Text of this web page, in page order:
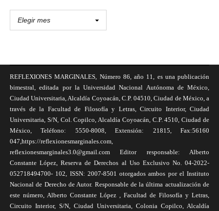
REFLEXIONES MARGINALES, Número 86, año 11, es una publicación
bimestral, editada por la Universidad Nacional Autónoma de México,
Ciudad Universitaria, Alcaldía Coyoacán, C.P. 04510, Ciudad de México, a
través de la Facultad de Filosofía y Letras, Circuito Interior, Ciudad
Universitaria, S/N, Col. Copilco, Alcaldía Coyoacán, C.P. 4510, Ciudad de
México, Teléfono: 5550-8008, Extensión: 21815, Fax:56160
047,https://reflexionesmarginales.com,
reflexionesmarginales3.0@gmail.com Editor responsable: Alberto
Constante López, Reserva de Derechos al Uso Exclusivo No. 04-2022-
052718494700- 102, ISSN: 2007-8501 otorgados ambos por el Instituto
Nacional de Derecho de Autor. Responsable de la última actualización de
este número, Alberto Constante López , Facultad de Filosofía y Letras,
Circuito Interior, S/N, Ciudad Universitaria, Colonia Copilco, Alcaldía